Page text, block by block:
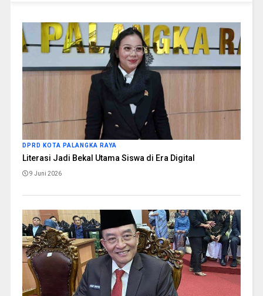
DPRD KOTA PALANGKA RAYA
Literasi Jadi Bekal Utama Siswa di Era Digital
9 Juni 2026